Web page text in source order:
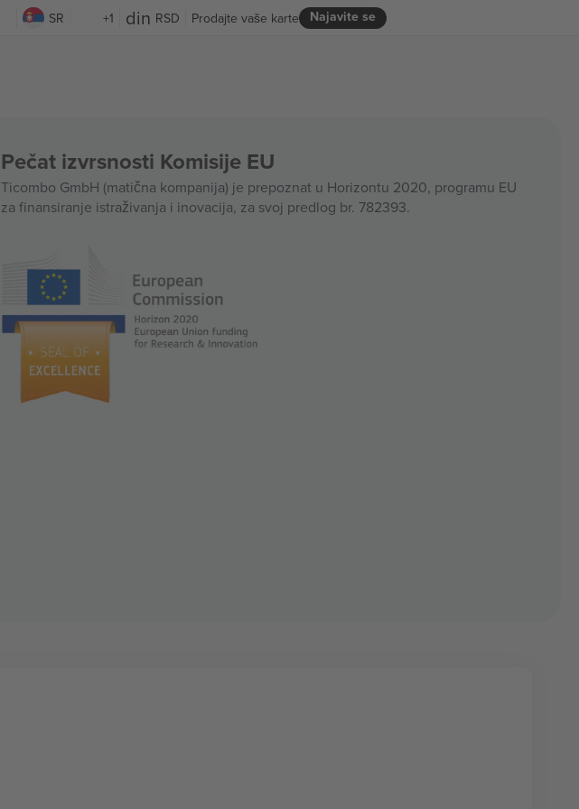
SR +1 RSD Najavite se
Prodajte vaše karte
Pečat izvrsnosti Komisije EU
Ticombo GmbH (matična kompanija) je prepoznat u Horizontu 2020, programu EU
za finansiranje istraživanja i inovacija, za svoj predlog br. 782393.